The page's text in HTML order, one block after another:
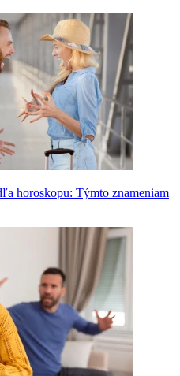
horoskopu: Týmto znameniam